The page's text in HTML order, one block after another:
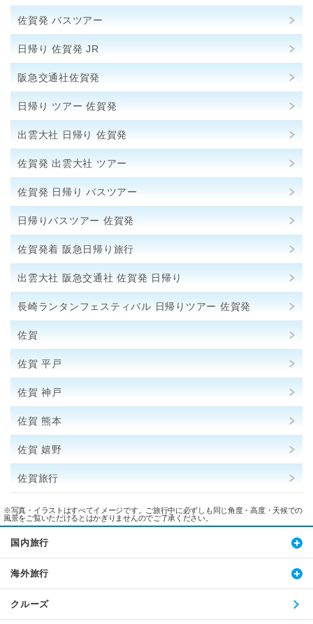
佐賀発 バスツアー
日帰り 佐賀発 JR
阪急交通社佐賀発
日帰り ツアー 佐賀発
出雲大社 日帰り 佐賀発
佐賀発 出雲大社 ツアー
佐賀発 日帰り バスツアー
日帰りバスツアー 佐賀発
佐賀発着 阪急日帰り旅行
出雲大社 阪急交通社 佐賀発 日帰り
長崎ランタンフェスティバル 日帰りツアー 佐賀発
佐賀
佐賀 平戸
佐賀 神戸
佐賀 熊本
佐賀 嬉野
佐賀旅行
※写真・イラストはすべてイメージです。ご旅行中に必ずしも同じ角度・高度・天候での
風景をご覧いただけるとはかぎりませんのでご了承ください。
国内旅行
海外旅行
クルーズ